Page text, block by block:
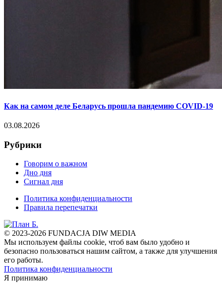
Как на самом деле Беларусь прошла пандемию COVID-19
03.08.2026
Рубрики
Говорим о важном
Дно дня
Сигнал дня
Политика конфиденциальности
Правила перепечатки
© 2023-2026 FUNDACJA DIW MEDIA
Мы используем файлы cookie, чтоб вам было удобно и
безопасно пользоваться нашим сайтом, а также для улучшения
его работы.
Политика конфиденциальности
Я принимаю